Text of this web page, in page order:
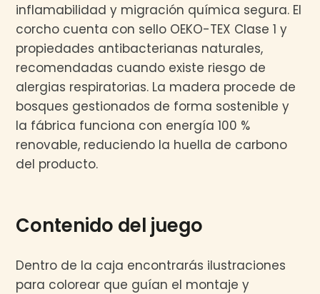
inflamabilidad y migración química segura. El
corcho cuenta con sello OEKO-TEX Clase 1 y
propiedades antibacterianas naturales,
recomendadas cuando existe riesgo de
alergias respiratorias. La madera procede de
bosques gestionados de forma sostenible y
la fábrica funciona con energía 100 %
renovable, reduciendo la huella de carbono
del producto.
Contenido del juego
Dentro de la caja encontrarás ilustraciones
para colorear que guían el montaje y